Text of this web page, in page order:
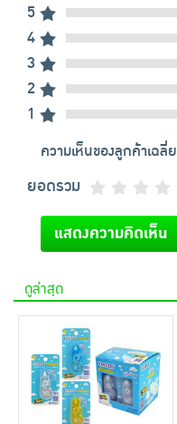
5
4
3
2
1
ความเห็นของลูกค้าเฉลี่ย
ยอดรวม
แสดงความคิดเห็น
ดูล่าสุด